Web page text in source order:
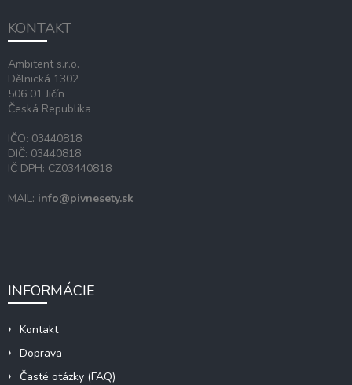
KONTAKT
Ambitent s.r.o.
Dělnická 1302
506 01 Jičín
Česká Republika
IČO: 03440818
DIČ: 03440818
IČ DPH: CZ03440818
MAIL: info@pivnesety.sk
INFORMÁCIE
Kontakt
Doprava
Časté otázky (FAQ)